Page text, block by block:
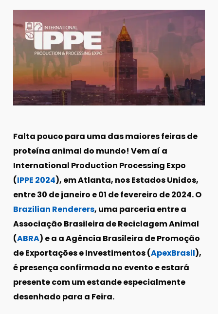
Falta pouco para uma das maiores feiras de
proteína animal do mundo! Vem aí a
International Production Processing Expo
(IPPE 2024), em Atlanta, nos Estados Unidos,
entre 30 de janeiro e 01 de fevereiro de 2024. O
Brazilian Renderers, uma parceria entre a
Associação Brasileira de Reciclagem Animal
(ABRA) e a a Agência Brasileira de Promoção
de Exportações e Investimentos (ApexBrasil),
é presença confirmada no evento e estará
presente com um estande especialmente
desenhado para a Feira.